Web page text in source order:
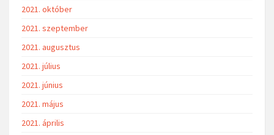
2021. október
2021. szeptember
2021. augusztus
2021. július
2021. június
2021. május
2021. április